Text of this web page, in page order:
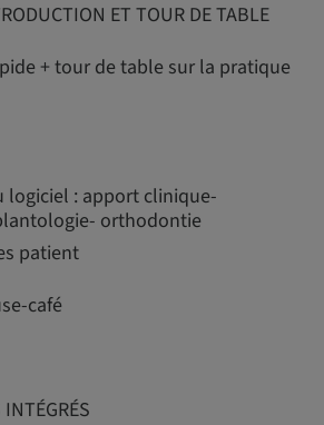
ET TOUR DE TABLE
+ tour de table sur la pratique
logiciel : apport clinique-
orthodontie
patient
café